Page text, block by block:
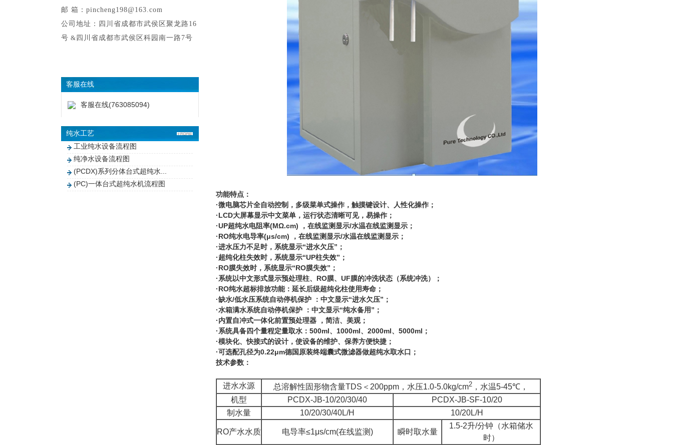
邮 箱：pincheng198@163.com
公司地址：四川省成都市武侯区聚龙路16
号 & 四川省成都市武侯区科园南一路7号
客服在线
客服在线(763085094)
纯水工艺
工业纯水设备流程图
纯净水设备流程图
(PCDX)系列分体台式超纯水...
(PC)一体台式超纯水机流程图
功能特点：
·微电脑芯片全自动控制，多级菜单式操作，触摸键设计、人性化操作；
·LCD大屏幕显示中文菜单，运行状态清晰可见，易操作；
·UP超纯水电阻率(MΩ.cm) ，在线监测显示/水温在线监测显示；
·RO纯水电导率(μs/cm) ，在线监测显示/水温在线监测显示；
·进水压力不足时，系统显示“进水欠压”；
·超纯化柱失效时，系统显示“UP柱失效”；
·RO膜失效时，系统显示“RO膜失效”；
·系统以中文形式显示预处理柱、RO膜、UF膜的冲洗状态（系统冲洗）；
·RO纯水超标排放功能：延长后级超纯化柱使用寿命；
·缺水/低水压系统自动停机保护 ：中文显示“进水欠压”；
·水箱满水系统自动停机保护 ：中文显示“纯水备用”；
·内置自冲式一体化前置预处理器 ，简洁、美观；
·系统具备四个量程定量取水：500ml、1000ml、2000ml、5000ml；
·模块化、快接式的设计，使设备的维护、保养方便快捷；
·可选配孔径为0.22μm德国原装终端囊式微滤器做超纯水取水口；
技术参数：
进水水源 总溶解性固形物含量TDS ＜ 200ppm ，水压1.0-5.0kg/cm2 ，水温5-45℃ ，
机型
PCDX-JB-10/20/30/40
PCDX-JB-SF-10/20
制水量
10/20/30/40L/H 10/20L/H
RO产水水质 电导率≤1μs/cm(在线监测) 瞬时取水量
1.5-2升/分钟（水箱储水
时）